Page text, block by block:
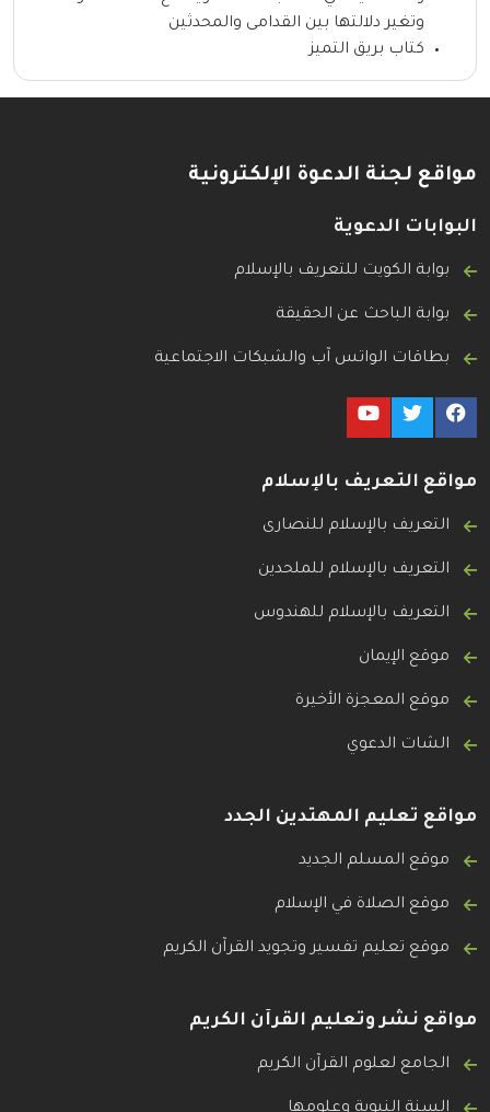
وتغير دلالتها بين القدامى والمحدثين
كتاب بريق التميز
مواقع لجنة الدعوة الإلكترونية
البوابات الدعوية
بوابة الكويت للتعريف بالإسلام
بوابة الباحث عن الحقيقة
بطاقات الواتس آب والشبكات الاجتماعية
مواقع التعريف بالإسلام
التعريف بالإسلام للنصارى
التعريف بالإسلام للملحدين
التعريف بالإسلام للهندوس
موقع الإيمان
موقع المعجزة الأخيرة
الشات الدعوي
مواقع تعليم المهتدين الجدد
موقع المسلم الجديد
موقع الصلاة في الإسلام
موقع تعليم تفسير وتجويد القرآن الكريم
مواقع نشر وتعليم القرآن الكريم
الجامع لعلوم القرآن الكريم